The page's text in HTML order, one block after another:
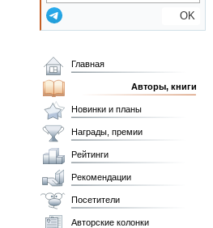
OK
Главная
Авторы, книги
Новинки и планы
Награды, премии
Рейтинги
Рекомендации
Посетители
Авторские колонки